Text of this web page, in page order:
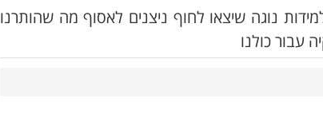
נוגה שיצאו לחוף ניצנים לאסוף מה שהותרנו
עבור כולנו